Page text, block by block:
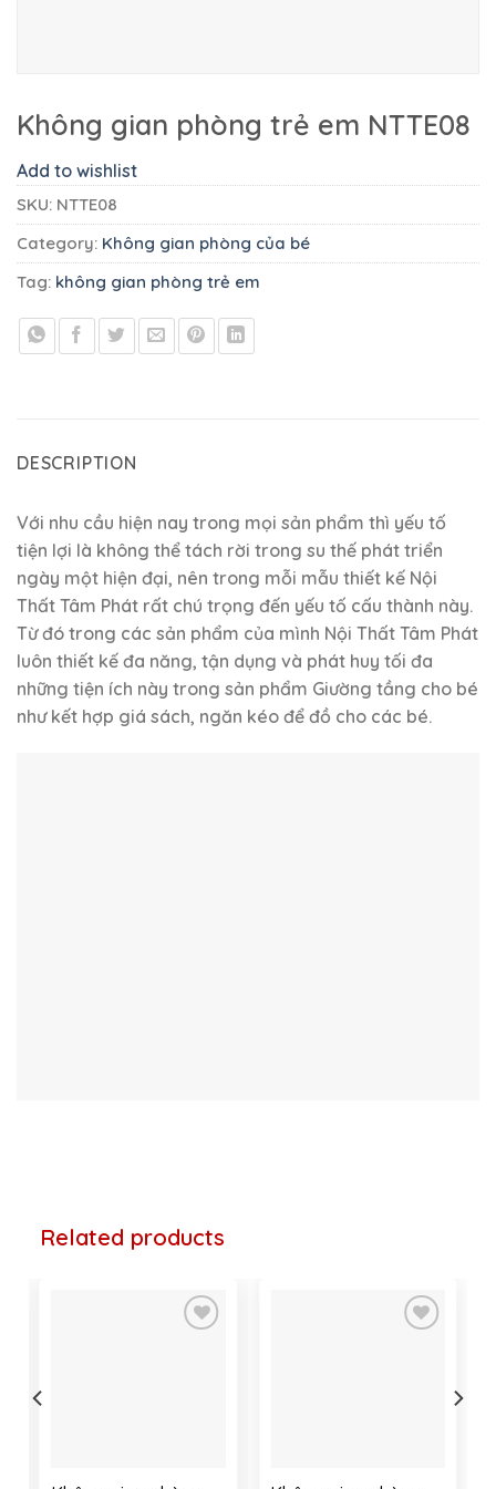
Không gian phòng trẻ em NTTE08
Add to wishlist
SKU: NTTE08
Category: Không gian phòng của bé
Tag: không gian phòng trẻ em
DESCRIPTION
Với nhu cầu hiện nay trong mọi sản phẩm thì yếu tố
tiện lợi là không thể tách rời trong su thế phát triển
ngày một hiện đại, nên trong mỗi mẫu thiết kế Nội
Thất Tâm Phát rất chú trọng đến yếu tố cấu thành này.
Từ đó trong các sản phẩm của mình Nội Thất Tâm Phát
luôn thiết kế đa năng, tận dụng và phát huy tối đa
những tiện ích này trong sản phẩm Giường tầng cho bé
như kết hợp giá sách, ngăn kéo để đồ cho các bé.
Related products